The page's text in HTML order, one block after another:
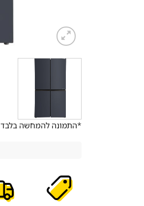
*התמונה להמחשה בלבד